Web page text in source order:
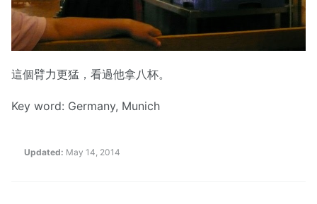
這個臂力更猛，看過他拿八杯。
Key word: Germany, Munich
Updated: May 14, 2014